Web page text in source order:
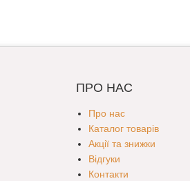
ПРО НАС
Про нас
Каталог товарів
Акції та знижки
Відгуки
Контакти